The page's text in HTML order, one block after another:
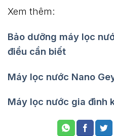
Xem thêm:
Bảo dưỡng máy lọc
điều cần biết
Máy lọc nước Nano
Máy lọc nước gia đình